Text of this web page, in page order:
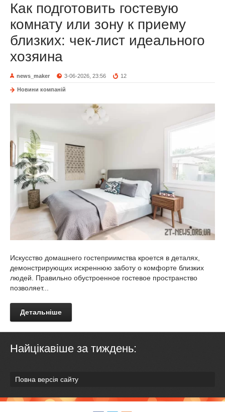
Как подготовить гостевую
комнату или зону к приему
близких: чек-лист идеального
хозяина
news_maker 3-06-2026, 23:56 12
Новини компаній
Искусство домашнего гостеприимства кроется в деталях,
демонстрирующих искреннюю заботу о комфорте близких
людей. Правильно обустроенное гостевое пространство
позволяет...
Детальніше
Найцікавіше за тиждень:
Повна версія сайту